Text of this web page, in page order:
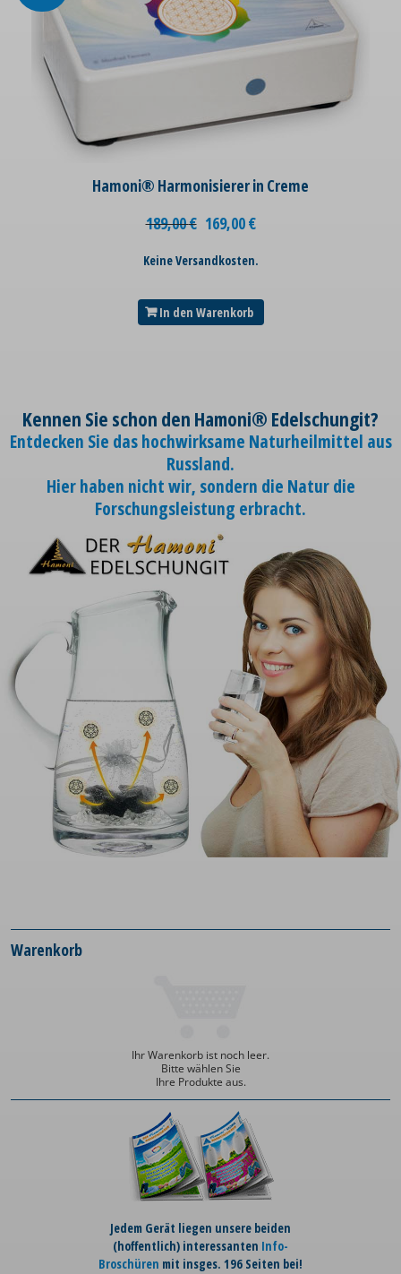
Hamoni® Harmonisierer in Creme
189,00€ 169,00€
Keine Versandkosten.
In den Warenkorb
Kennen Sie schon den Hamoni® Edelschungit?
Entdecken Sie das hochwirksame Naturheilmittel aus
Russland.
Hier haben nicht wir, sondern die Natur die
Forschungsleistung erbracht.
Warenkorb
Ihr Warenkorb ist noch leer.
Bitte wählen Sie
Ihre Produkte aus.
Jedem Gerät liegen unsere beiden
(hoffentlich) interessanten Info-
Broschüren mit insges. 196 Seiten bei!